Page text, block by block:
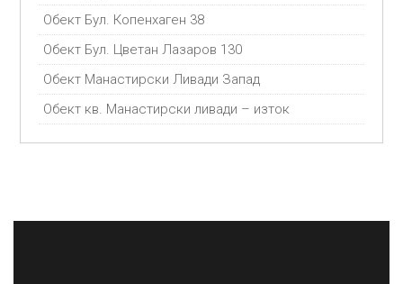
Обект Бул. Копенхаген 38
Обект Бул. Цветан Лазаров 130
Обект Манастирски Ливади Запад
Обект кв. Манастирски ливади – изток